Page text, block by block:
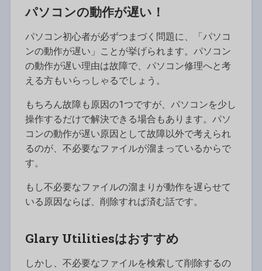
パソコンの動作が遅い！
パソコン初心者が必ずつまづく問題に、「パソコ
ンの動作が遅い」ことが挙げられます。パソコン
の動作が遅い理由は故障で、パソコン修理へと考
える方もいらっしゃるでしょう。
もちろん故障も原因の1つですが、パソコンを少し
操作するだけで解決できる場合もあります。パソ
コンの動作が遅い原因として故障以外で考えられ
るのが、不必要なファイルが溜まっているからで
す。
もし不必要なファイルの溜まりが動作を遅らせて
いる原因ならば、削除すれば済む話です。
Glary Utilitiesはおすすめ
しかし、不必要なファイルを検索して削除するの